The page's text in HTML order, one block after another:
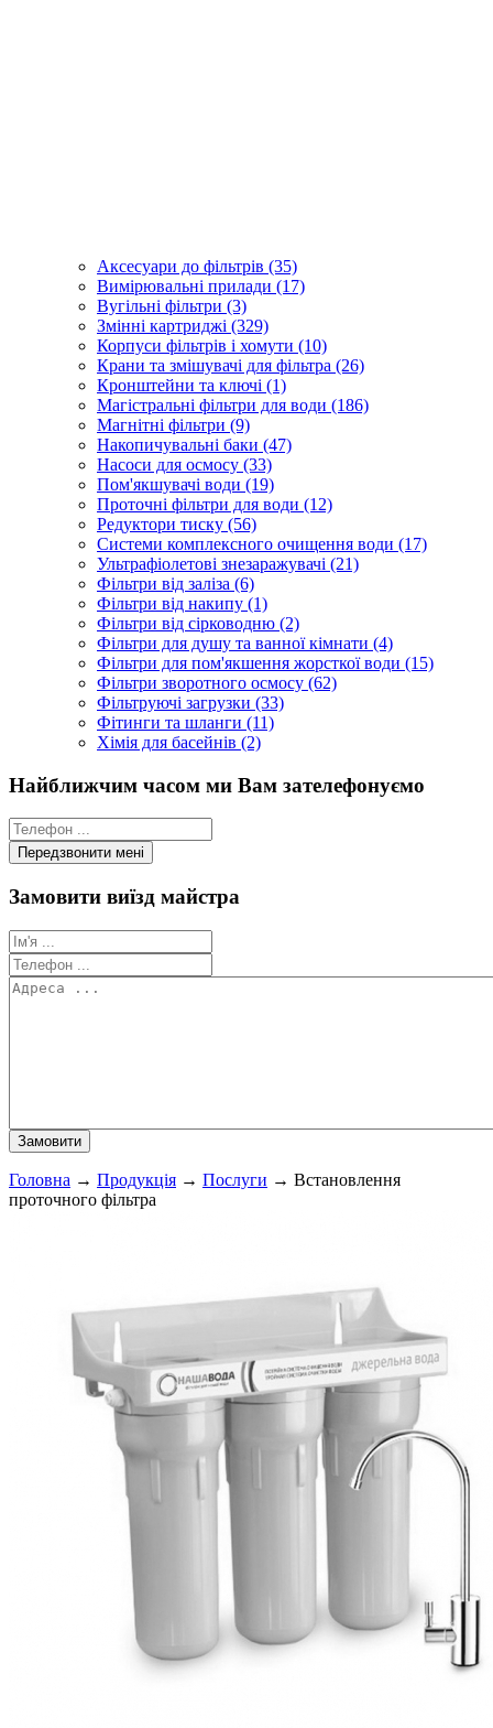
Аксесуари до фільтрів (35)
Вимірювальні прилади (17)
Вугільні фільтри (3)
Змінні картриджі (329)
Корпуси фільтрів і хомути (10)
Крани та змішувачі для фільтра (26)
Кронштейни та ключі (1)
Магістральні фільтри для води (186)
Магнітні фільтри (9)
Накопичувальні баки (47)
Насоси для осмосу (33)
Пом'якшувачі води (19)
Проточні фільтри для води (12)
Редуктори тиску (56)
Системи комплексного очищення води (17)
Ультрафіолетові знезаражувачі (21)
Фільтри від заліза (6)
Фільтри від накипу (1)
Фільтри від сірководню (2)
Фільтри для душу та ванної кімнати (4)
Фільтри для пом'якшення жорсткої води (15)
Фільтри зворотного осмосу (62)
Фільтруючі загрузки (33)
Фітинги та шланги (11)
Хімія для басейнів (2)
Найближчим часом ми Вам зателефонуємо
Замовити виїзд майстра
Головна → Продукція → Послуги → Встановлення
проточного фільтра